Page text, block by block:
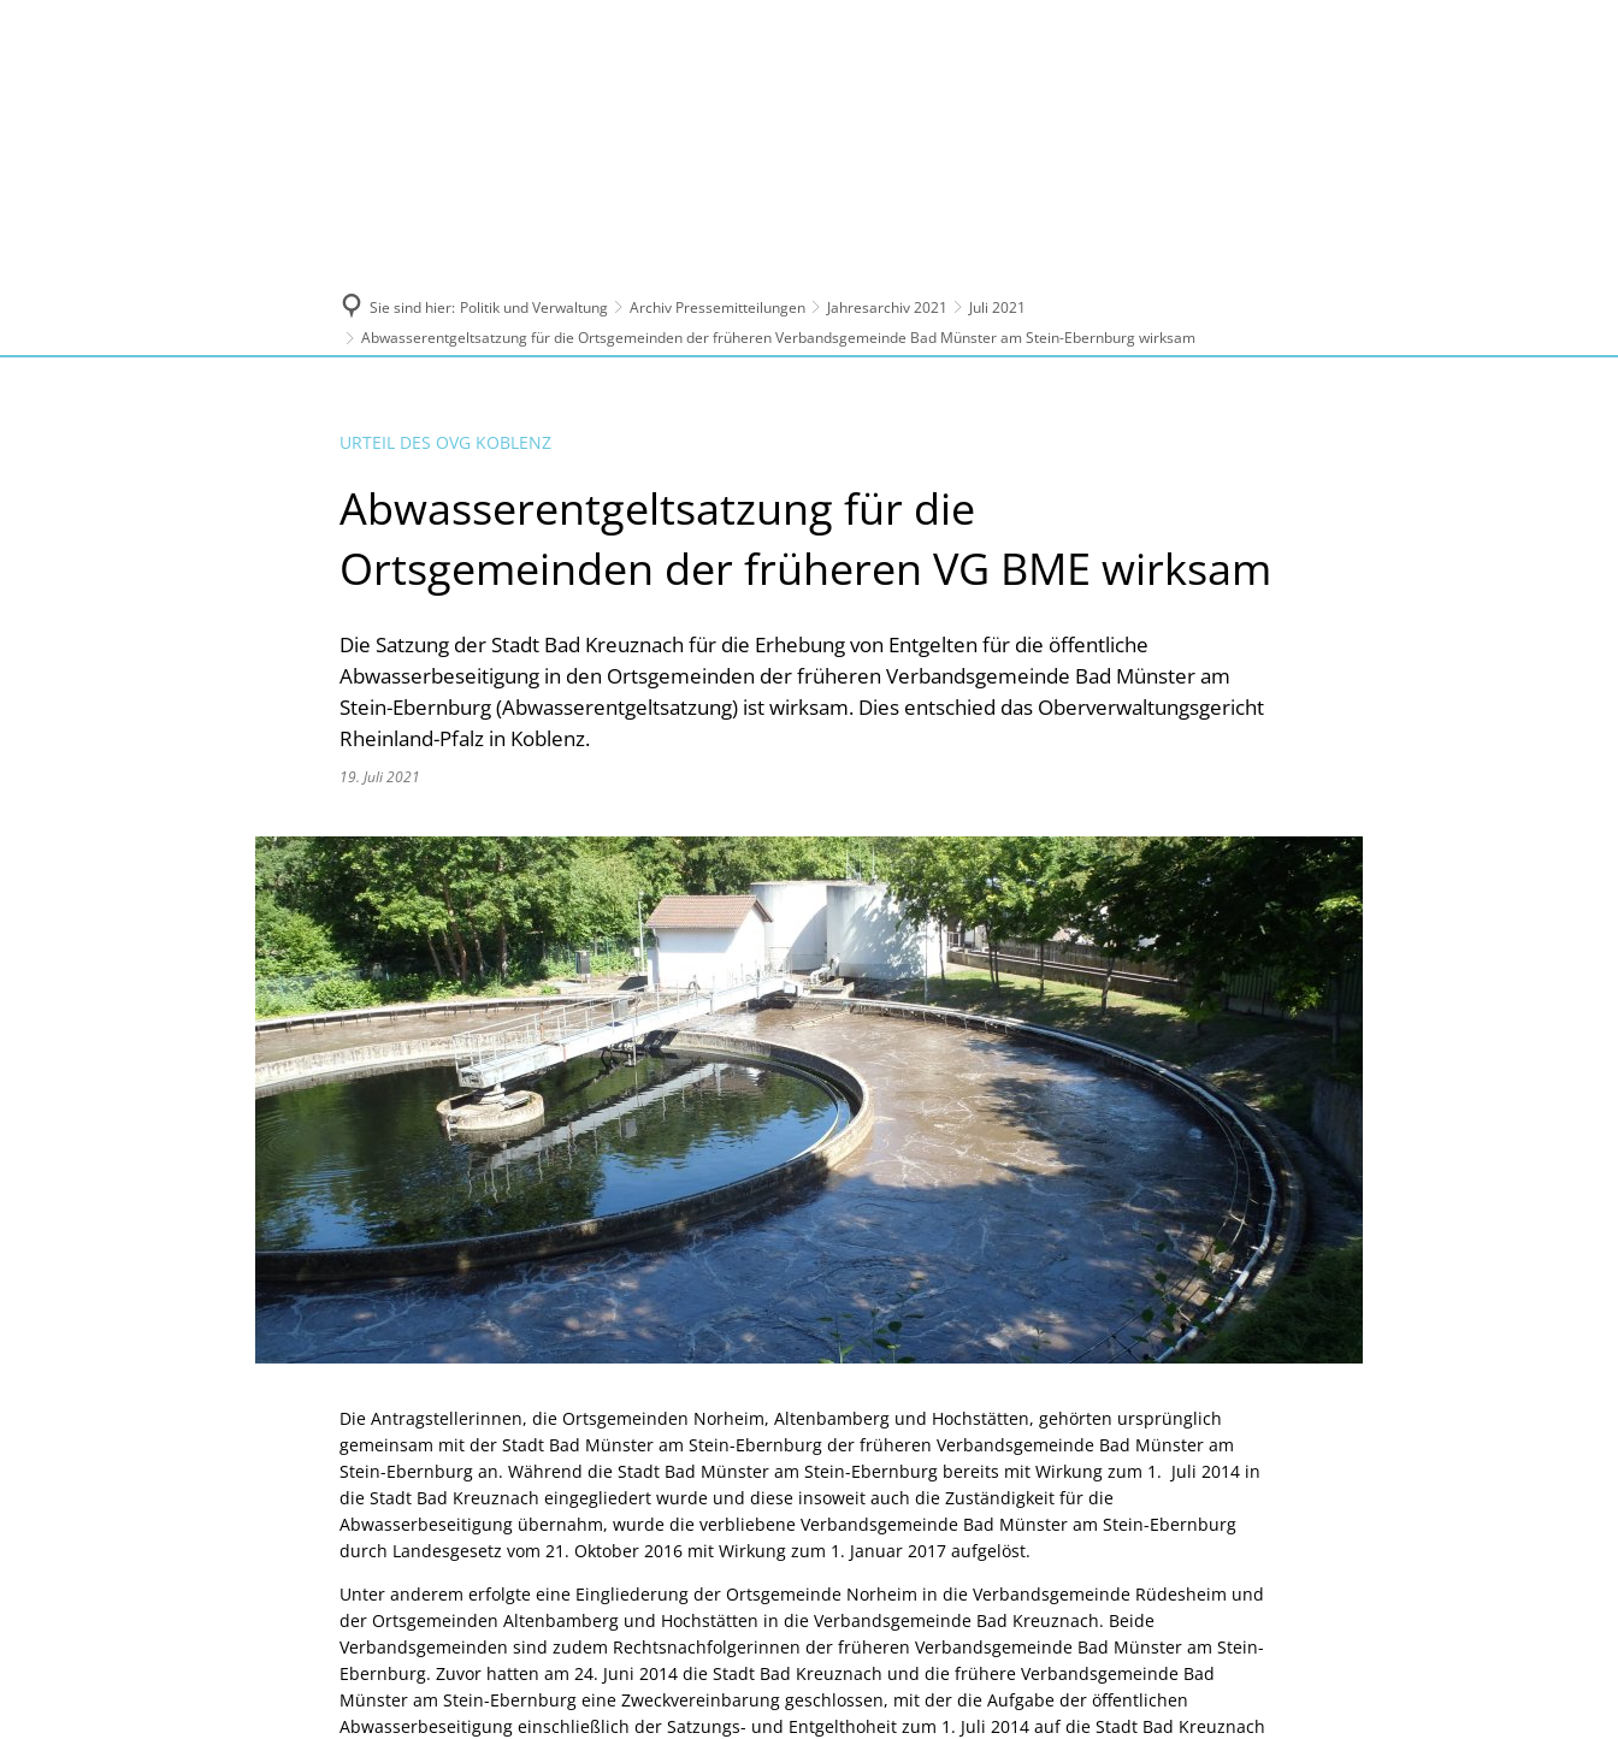
Sie sind hier: Politik und Verwaltung Archiv Pressemitteilungen Jahresarchiv 2021
Juli 2021
Abwasserentgeltsatzung für die Ortsgemeinden der früheren Verbandsgemeinde Bad Münster am Stein-Ebernburg wirksam
URTEIL DES OVG KOBLENZ
Abwasserentgeltsatzung für die
Ortsgemeinden der früheren VG BME wirksam
Die Satzung der Stadt Bad Kreuznach für die Erhebung von Entgelten für die öffentliche
Abwasserbeseitigung in den Ortsgemeinden der früheren Verbandsgemeinde Bad Münster am
Stein-Ebernburg (Abwasserentgeltsatzung) ist wirksam. Dies entschied das Oberverwaltungsgericht
Rheinland-Pfalz in Koblenz.
19. Juli 2021
Die Antragstellerinnen, die Ortsgemeinden Norheim, Altenbamberg und Hochstätten, gehörten ursprünglich
gemeinsam mit der Stadt Bad Münster am Stein-Ebernburg der früheren Verbandsgemeinde Bad Münster am
Stein-Ebernburg an. Während die Stadt Bad Münster am Stein-Ebernburg bereits mit Wirkung zum 1. Juli 2014 in
die Stadt Bad Kreuznach eingegliedert wurde und diese insoweit auch die Zuständigkeit für die
Abwasserbeseitigung übernahm, wurde die verbliebene Verbandsgemeinde Bad Münster am Stein-Ebernburg
durch Landesgesetz vom 21. Oktober 2016 mit Wirkung zum 1. Januar 2017 aufgelöst.
Unter anderem erfolgte eine Eingliederung der Ortsgemeinde Norheim in die Verbandsgemeinde Rüdesheim und
der Ortsgemeinden Altenbamberg und Hochstätten in die Verbandsgemeinde Bad Kreuznach. Beide
Verbandsgemeinden sind zudem Rechtsnachfolgerinnen der früheren Verbandsgemeinde Bad Münster am Stein-
Ebernburg. Zuvor hatten am 24. Juni 2014 die Stadt Bad Kreuznach und die frühere Verbandsgemeinde Bad
Münster am Stein-Ebernburg eine Zweckvereinbarung geschlossen, mit der die Aufgabe der öffentlichen
Abwasserbeseitigung einschließlich der Satzungs- und Entgelthoheit zum 1. Juli 2014 auf die Stadt Bad Kreuznach